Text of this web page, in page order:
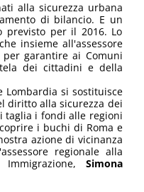
alla sicurezza urbana
di bilancio. E un
per il 2016. Lo
insieme all'assessore
per garantire ai Comuni
dei cittadini e della
Lombardia si sostituisce
diritto alla sicurezza dei
taglia i fondi alle regioni
i buchi di Roma e
azione di vicinanza
regionale alla
Simona